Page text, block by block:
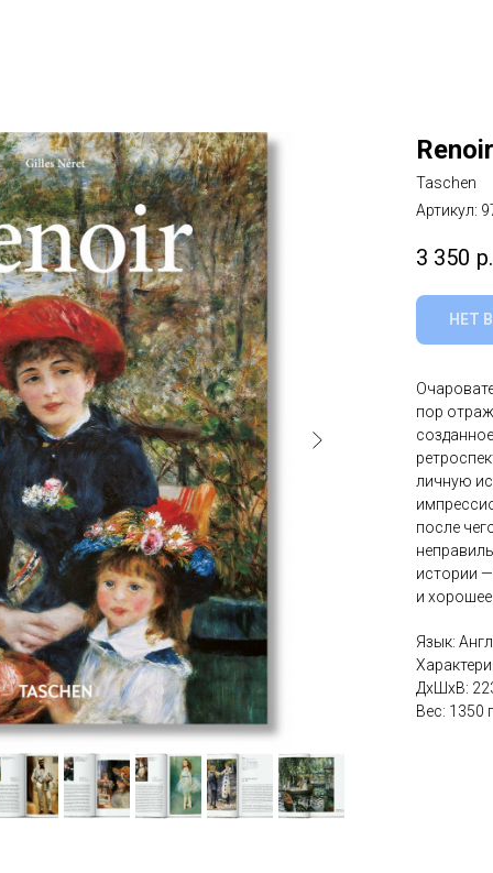
Taschen
Артикул:
3 350 р.
НЕТ
пор
личную
после
истории
и
Язык:
ДxШxВ:
Вес: 1350 г